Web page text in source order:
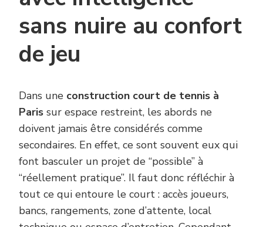
sans nuire au confort
de jeu
Dans une construction court de tennis à
Paris sur espace restreint, les abords ne
doivent jamais être considérés comme
secondaires. En effet, ce sont souvent eux qui
font basculer un projet de “possible” à
“réellement pratique”. Il faut donc réfléchir à
tout ce qui entoure le court : accès joueurs,
bancs, rangements, zone d’attente, local